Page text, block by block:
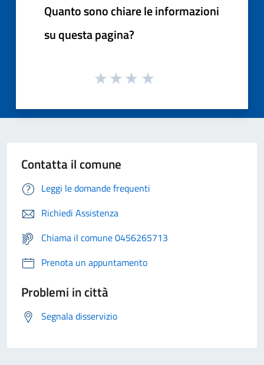
Quanto sono chiare le informazioni
su questa pagina?
Contatta il comune
Leggi le domande frequenti
Richiedi Assistenza
Chiama il comune 0456265713
Prenota un appuntamento
Problemi in città
Segnala disservizio